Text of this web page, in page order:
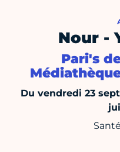
Nour -
Pari's
Du vendredi 23